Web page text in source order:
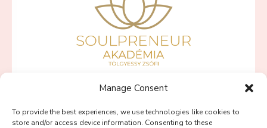
Manage Consent
To provide the best experiences, we use technologies like cookies to
store and/or access device information. Consenting to these
PINK LOTUS PROGRAM